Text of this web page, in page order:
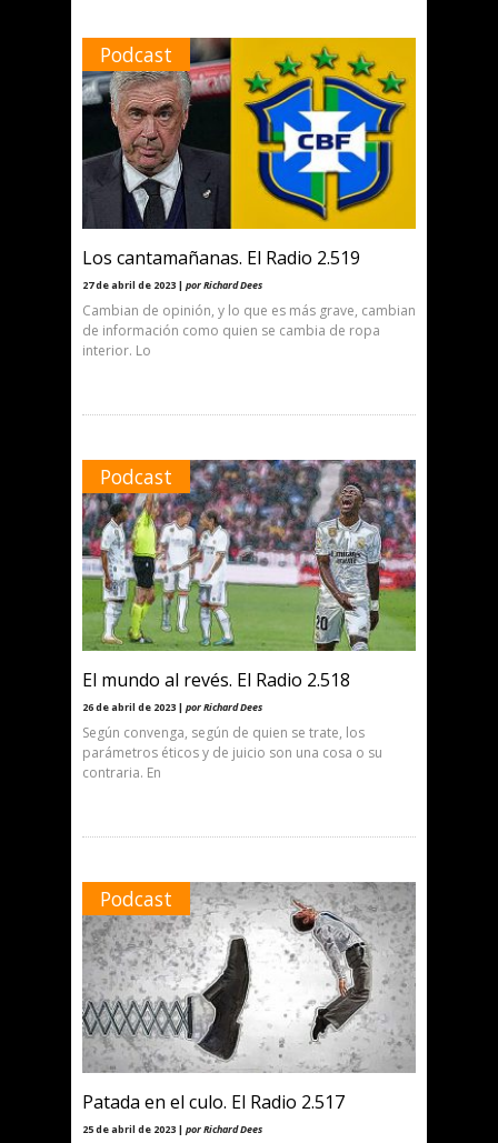
Podcast
Los cantamañanas. El Radio 2.519
27 de abril de 2023 | por Richard Dees
Cambian de opinión, y lo que es más grave, cambian
de información como quien se cambia de ropa
interior. Lo
Podcast
El mundo al revés. El Radio 2.518
26 de abril de 2023 | por Richard Dees
Según convenga, según de quien se trate, los
parámetros éticos y de juicio son una cosa o su
contraria. En
Podcast
Patada en el culo. El Radio 2.517
25 de abril de 2023 | por Richard Dees